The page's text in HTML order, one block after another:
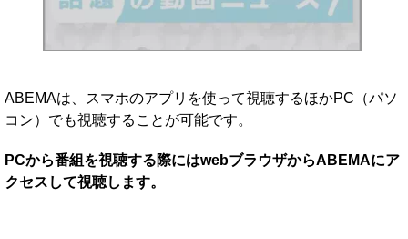
ABEMAは、スマホのアプリを使って視聴するほかPC（パソ
コン）でも視聴することが可能です。
PCから番組を視聴する際にはwebブラウザからABEMAにア
クセスして視聴します。